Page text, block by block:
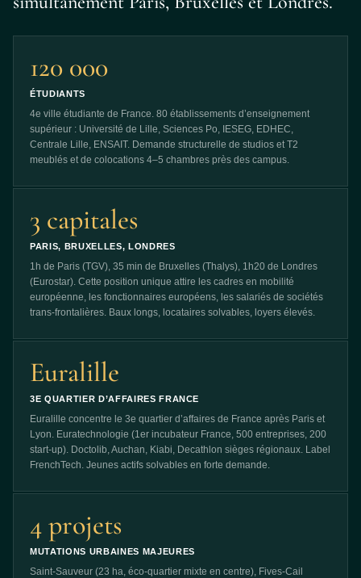
120 000
ÉTUDIANTS
4e ville étudiante de France. 80 établissements d’enseignement
supérieur : Université de Lille, Sciences Po, IESEG, EDHEC,
Centrale Lille, ENSAIT. Demande structurelle de studios et T2
meublés et de colocations 4–5 chambres près des campus.
3 capitales
PARIS, BRUXELLES, LONDRES
1h de Paris (TGV), 35 min de Bruxelles (Thalys), 1h20 de Londres
(Eurostar). Cette position unique attire les cadres en mobilité
européenne, les fonctionnaires européens, les salariés de sociétés
trans-frontalières. Baux longs, locataires solvables, loyers élevés.
Euralille
3E QUARTIER D’AFFAIRES FRANCE
Euralille concentre le 3e quartier d’affaires de France après Paris et
Lyon. Euratechnologie (1er incubateur France, 500 entreprises, 200
start-up). Doctolib, Auchan, Kiabi, Decathlon sièges régionaux. Label
FrenchTech. Jeunes actifs solvables en forte demande.
4 projets
MUTATIONS URBAINES MAJEURES
Saint-Sauveur (23 ha, éco-quartier mixte en centre), Fives-Cail